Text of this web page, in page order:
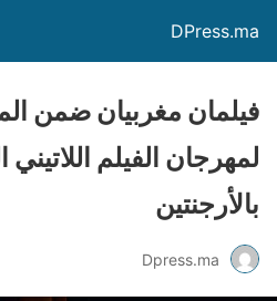
DPress.ma
فيلمان مغربيان ضمن
لمهرجان الفيلم
بالأرجنتين
Dpress.ma